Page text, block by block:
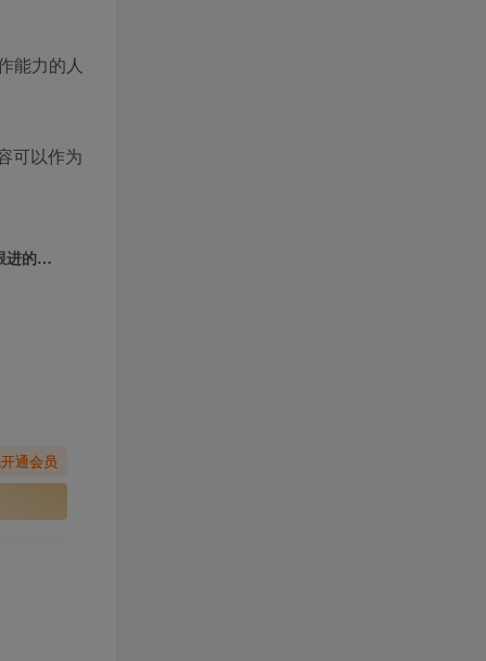
能力的人
可以作为
【2026.01.20】AI代做PPT实操拆解：接单逻辑与变现路径梳理，新手可跟进的操作思路
通会员